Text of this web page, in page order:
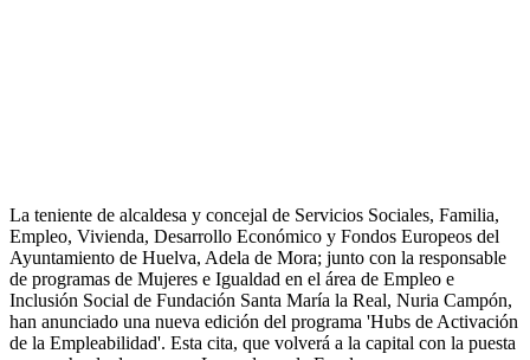
La teniente de alcaldesa y concejal de Servicios Sociales, Familia,
Empleo, Vivienda, Desarrollo Económico y Fondos Europeos del
Ayuntamiento de Huelva, Adela de Mora; junto con la responsable
de programas de Mujeres e Igualdad en el área de Empleo e
Inclusión Social de Fundación Santa María la Real, Nuria Campón,
han anunciado una nueva edición del programa 'Hubs de Activación
de la Empleabilidad'. Esta cita, que volverá a la capital con la puesta